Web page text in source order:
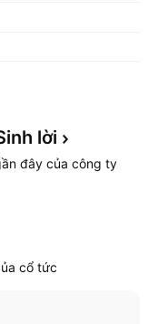
lời
đây của công ty
cổ tức